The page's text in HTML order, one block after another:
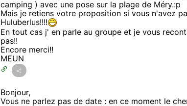
camping ) avec une pose sur la plage de Méry.:p
Mais je retiens votre proposition si vous n'avez
Huluberlus!!!!
En tout cas j' en parle au groupe et je vous
pas!!
Encore merci!!
MEUN
Bonjour,
Vous ne parlez pas de date : en ce moment le